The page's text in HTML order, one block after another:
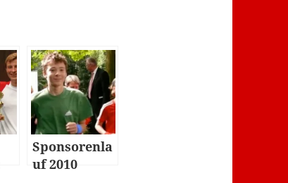
Sponsorenla
uf 2010